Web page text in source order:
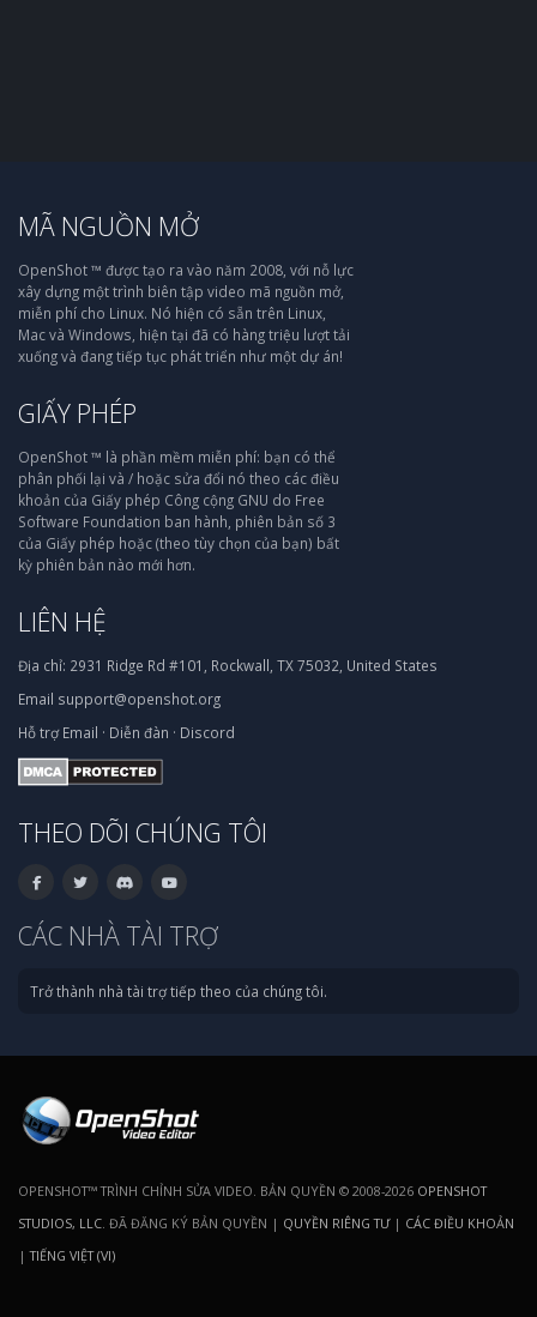
MÃ NGUỒN MỞ
OpenShot ™ được tạo ra vào năm 2008, với nỗ lực
xây dựng một trình biên tập video mã nguồn mở,
miễn phí cho Linux. Nó hiện có sẵn trên Linux,
Mac và Windows, hiện tại đã có hàng triệu lượt tải
xuống và đang tiếp tục phát triển như một dự án!
GIẤY PHÉP
OpenShot ™ là phần mềm miễn phí: bạn có thể
phân phối lại và / hoặc sửa đổi nó theo các điều
khoản của Giấy phép Công cộng GNU do Free
Software Foundation ban hành, phiên bản số 3
của Giấy phép hoặc (theo tùy chọn của bạn) bất
kỳ phiên bản nào mới hơn.
LIÊN HỆ
Địa chỉ: 2931 Ridge Rd #101, Rockwall, TX 75032, United States
Email support@openshot.org
Hỗ trợ Email · Diễn đàn · Discord
THEO DÕI CHÚNG TÔI
CÁC NHÀ TÀI TRỢ
Trở thành nhà tài trợ tiếp theo của chúng tôi.
OPENSHOT™ TRÌNH CHỈNH SỬA VIDEO. BẢN QUYỀN © 2008-2026 OPENSHOT
STUDIOS, LLC . ĐÃ ĐĂNG KÝ BẢN QUYỀN | QUYỀN RIÊNG TƯ| CÁC ĐIỀU KHOẢN
|TIẾNG VIỆT (VI)